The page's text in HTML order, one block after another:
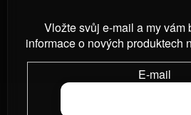
Vložte svůj e-mail a my vám
informace o nových produktech
E-mail